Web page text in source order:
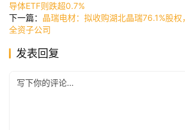
公
时
导体ETF则跌超0.7%
下一篇： 晶瑞电材：拟收购湖北晶瑞76.1%股
全资子公司
发表回复